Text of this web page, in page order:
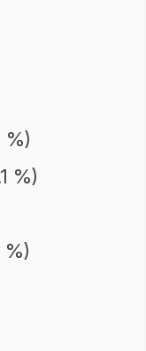
%)
%)
%)